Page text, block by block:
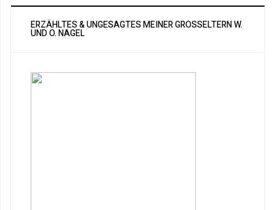
ERZÄHLTES & UNGESAGTES MEINER GROSSELTERN W. U
ND O. NAGEL